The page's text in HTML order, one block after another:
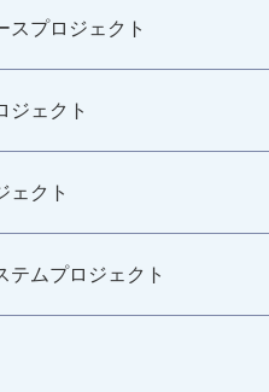
スプロジェクト
ジェクト
ェクト
テムプロジェクト